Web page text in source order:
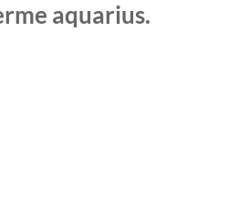
aquarius.